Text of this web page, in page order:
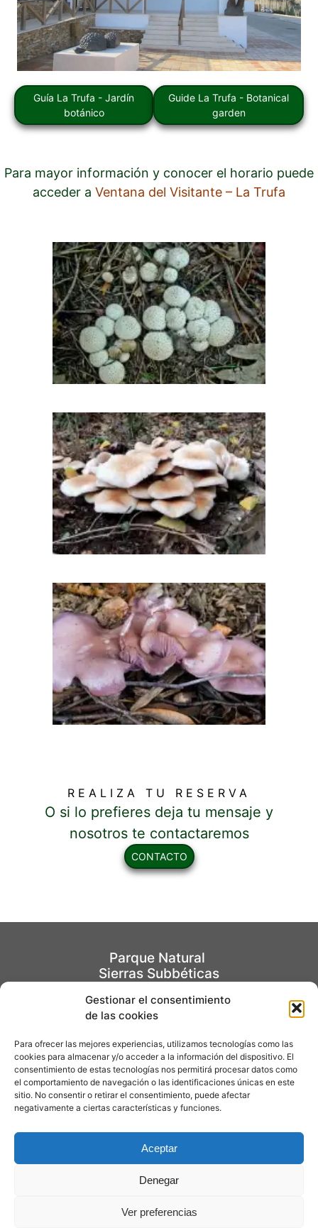
Gestionar el consentimiento
de las cookies
Para ofrecer las mejores experiencias, utilizamos tecnologías como las
cookies para almacenar y/o acceder a la información del dispositivo. El
consentimiento de estas tecnologías nos permitirá procesar datos como
el comportamiento de navegación o las identificaciones únicas en este
sitio. No consentir o retirar el consentimiento, puede afectar
negativamente a ciertas características y funciones.
Aceptar
Denegar
Ver preferencias
Guía La Trufa - Jardín
botánico
Guide La Trufa - Botanical
garden
Para mayor información y conocer el horario puede
acceder a Ventana del Visitante – La Trufa
REALIZA TU RESERVA
O si lo prefieres deja tu mensaje y
nosotros te contactaremos
CONTACTO
Parque Natural
Sierras Subbéticas
EL PARQUE
Centro de visitantes
Jardín Micológico "La Trufa"
Aviso Legal
Contacto